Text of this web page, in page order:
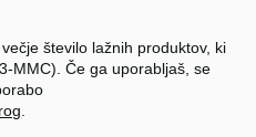
število lažnih produktov, ki
MMC). Če ga uporabljaš, se